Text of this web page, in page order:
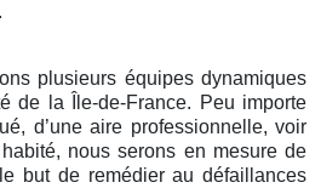
plusieurs équipes dynamiques
de la Île-de-France. Peu importe
d’une aire professionnelle, voir
nous serons en mesure de
but de remédier au défaillances